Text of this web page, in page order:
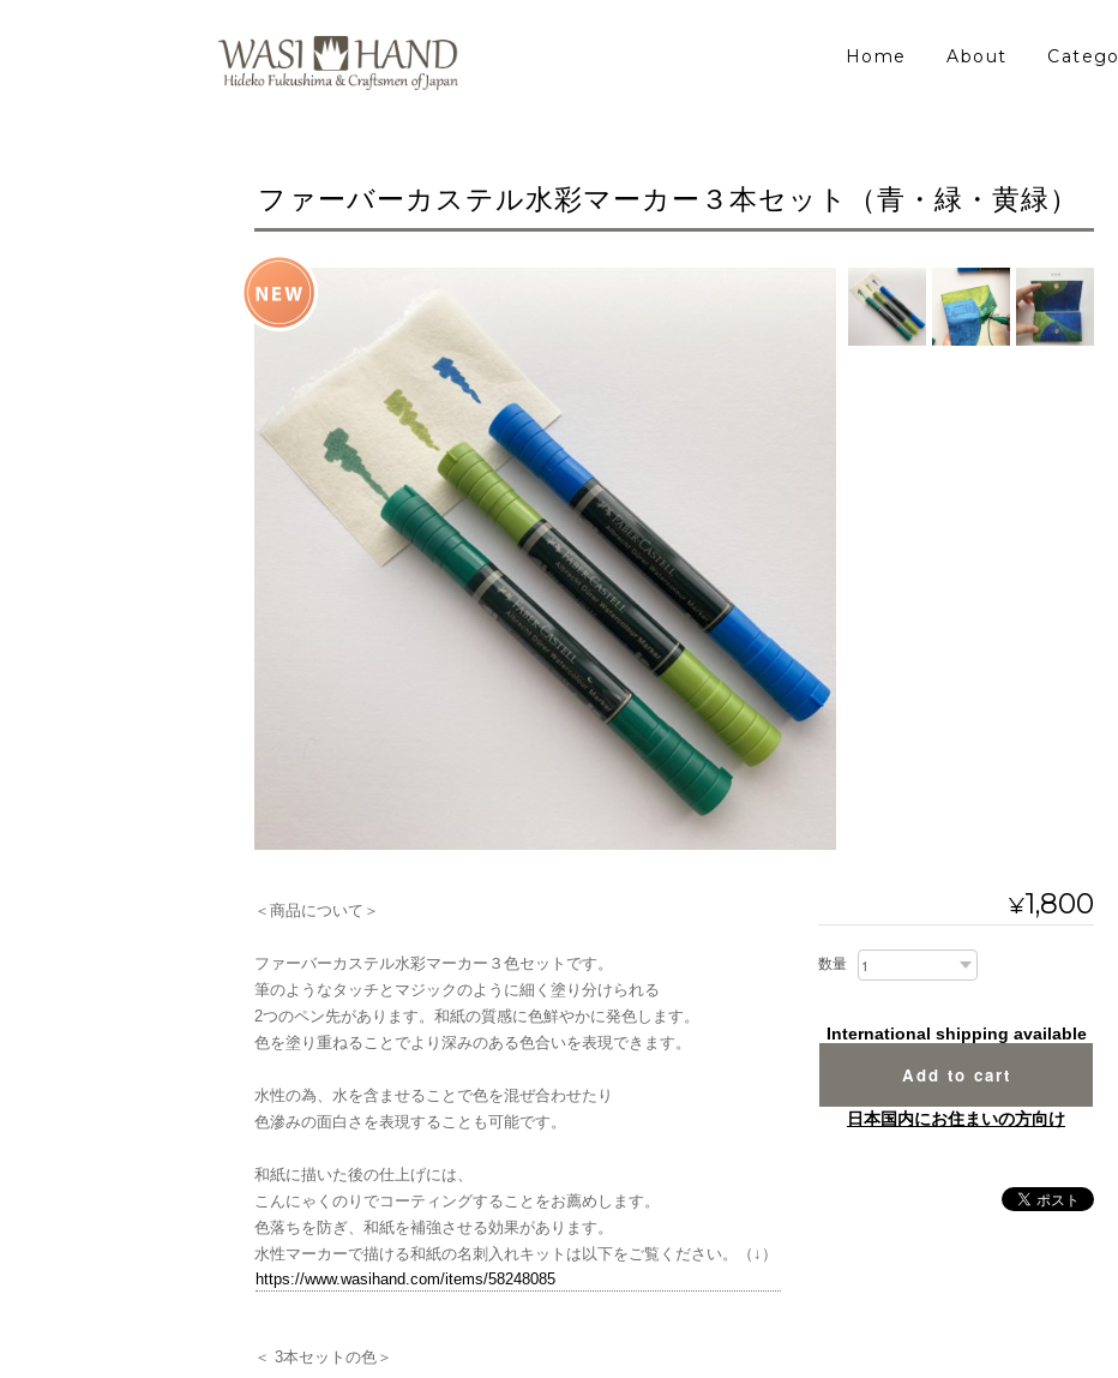
Home About
ファーバーカステル水彩マーカー３本セット（青・緑・黄緑）
＜商品について＞
ファーバーカステル水彩マーカー３色セットです。
筆のようなタッチとマジックのように細く塗り分けられる
2つのペン先があります。和紙の質感に色鮮やかに発色します。
色を塗り重ねることでより深みのある色合いを表現できます。
水性の為、水を含ませることで色を混ぜ合わせたり
色滲みの面白さを表現することも可能です。
和紙に描いた後の仕上げには、
こんにゃくのりでコーティングすることをお薦めします。
色落ちを防ぎ、和紙を補強させる効果があります。
水性マーカーで描ける和紙の名刺入れキットは以下をご覧ください。（↓）
https://www.wasihand.com/items/58248085
＜ 3本セットの色＞
¥1,800
数量
International shipping available
Add to cart
日本国内にお住まいの方向け